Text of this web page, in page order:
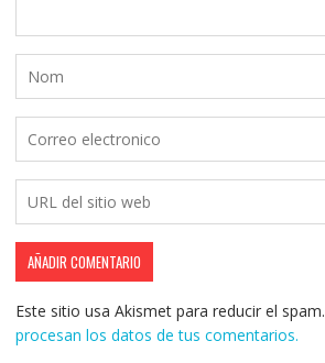
Este sitio usa Akismet para reducir el spam.
procesan los datos de tus comentarios.